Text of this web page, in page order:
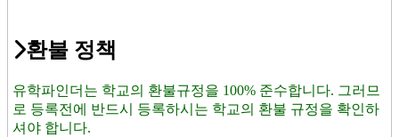
환불 정책
유학파인더는 학교의 환불규정을 100% 준수합니다. 그러므
로 등록전에 반드시 등록하시는 학교의 환불 규정을 확인하
셔야 합니다.